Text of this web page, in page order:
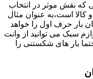
که نقش موثر در انتخاب
و کالا است،به عنوان مثال
بار حرف اول را خواهد
سبک می توانید از وانت
بار های شکستنی را